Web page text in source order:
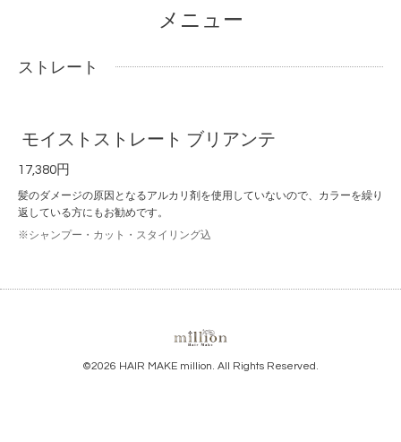
メニュー
ストレート
モイストストレート ブリアンテ
17,380円
髪のダメージの原因となるアルカリ剤を使用していないので、カラーを繰り
返している方にもお勧めです。
※シャンプー・カット・スタイリング込
©2026 HAIR MAKE million. All Rights Reserved.